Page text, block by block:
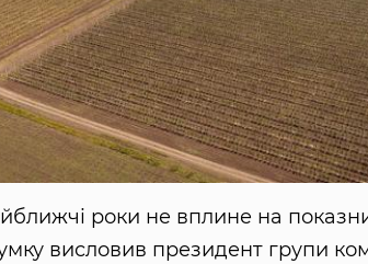
роки не вплине на
висловив президент групи